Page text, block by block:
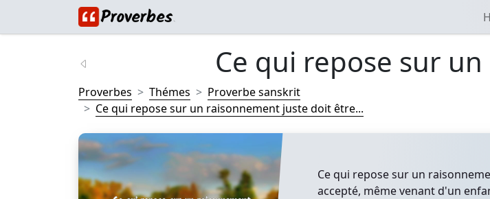
Ce qui repose sur un
Proverbes Thémes
Proverbe sanskrit
Ce qui repose sur un raisonnement juste doit être...
Ce qui repose sur un
accepté, même venant d'un